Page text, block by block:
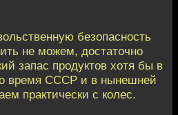
безопасность
не можем, достаточно
запас продуктов хотя бы в
время СССР и в нынешней
практически с колес.